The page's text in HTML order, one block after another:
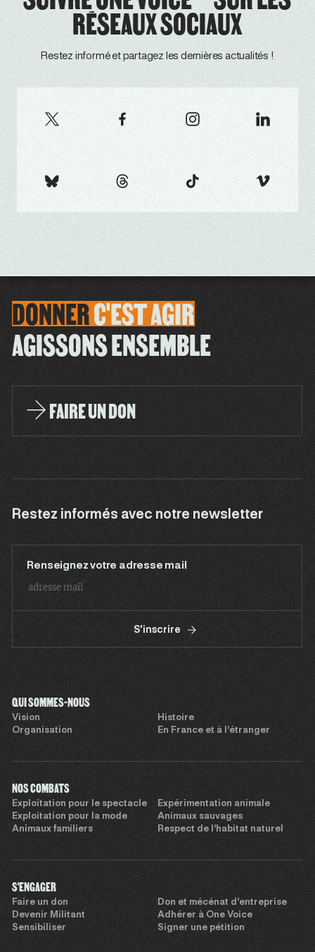
RÉSEAUX SOCIAUX
Restez informé et partagez les dernières actualités !
DONNERC'ESTAGIR
AGISSONS ENSEMBLE
FAIRE UN DON
Restez informés avec notre newsletter
Renseignez votre adresse mail
S'inscrire
QUI SOMMES-NOUS
Vision
Histoire
Organisation
En France et à l’étranger
NOS COMBATS
Exploitation pour le spectacle
Expérimentation animale
Exploitation pour la mode
Animaux sauvages
Animaux familiers
Respect de l’habitat naturel
S'ENGAGER
Faire un don
Don et mécénat d’entreprise
Devenir Militant
Adhérer à One Voice
Sensibiliser
Signer une pétition